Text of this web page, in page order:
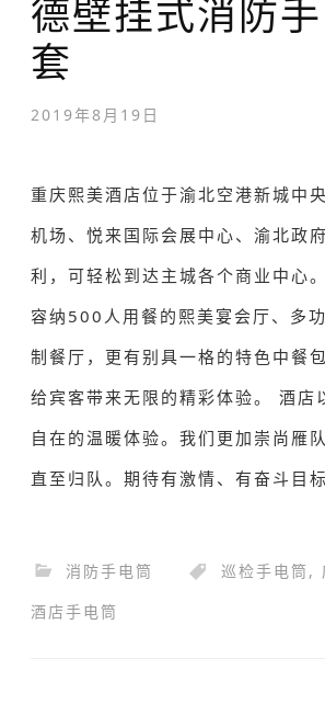
德壁挂式消防
套
2019年8月19日
重庆熙美酒店位于渝北空港新城中
机场、悦来国际会展中心、渝北政
利，可轻松到达主城各个商业中心
容纳500人用餐的熙美宴会厅、多
制餐厅，更有别具一格的特色中餐
给宾客带来无限的精彩体验。 酒店
自在的温暖体验。我们更加崇尚雁
直至归队。期待有激情、有奋斗目
消防手电筒 巡检手电筒 ,
酒店手电筒